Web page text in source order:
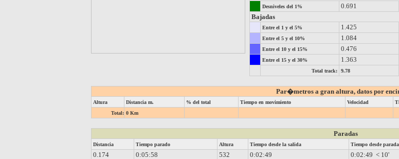
Desniveles del 1% 0.691
Bajadas
Entre el 1 y el 5% 1.425
Entre el 5 y el 10% 1.084
Entre el 10 y el 15% 0.476
Entre el 15 y el 30% 1.363
Total track: 9.78
Par�metros a gran altura, datos por
Altura Distancia m. % del total Tiempo en movimiento Velocidad
Total: 0 Km
Paradas
Distancia Tiempo parado Altura Tiempo desde la salida Tiempo desde
0.174 0:05:58 532 0:02:49 0:02:49 < 10'